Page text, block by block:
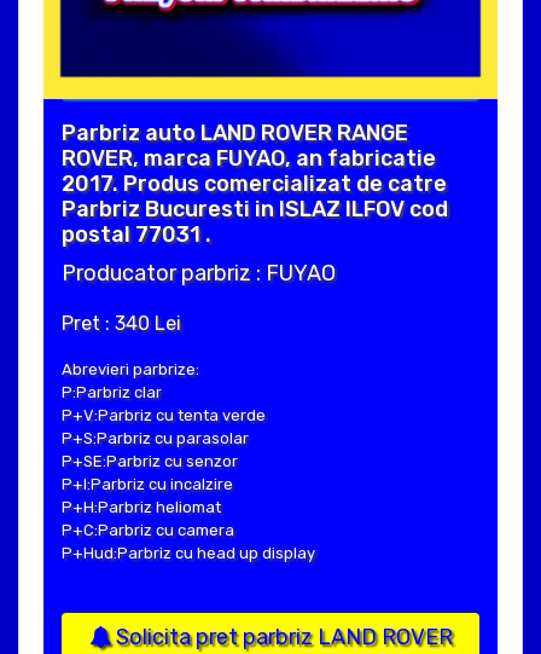
Parbriz auto LAND ROVER RANGE
ROVER, marca FUYAO, an fabricatie
2017. Produs comercializat de catre
Parbriz Bucuresti in ISLAZ ILFOV cod
postal 77031 .
Producator parbriz : FUYAO
Pret : 340 Lei
Abrevieri parbrize:
P:Parbriz clar
P+V:Parbriz cu tenta verde
P+S:Parbriz cu parasolar
P+SE:Parbriz cu senzor
P+I:Parbriz cu incalzire
P+H:Parbriz heliomat
P+C:Parbriz cu camera
P+Hud:Parbriz cu head up display
Solicita pret parbriz LAND ROVER